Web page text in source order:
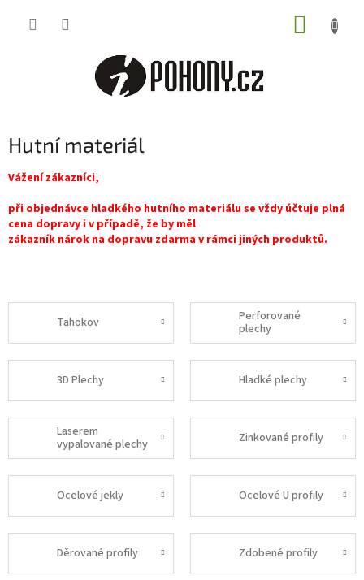
Hutní materiál
Vážení zákazníci,
při objednávce hladkého hutního materiálu se vždy účtuje plná
cena dopravy i v případě, že by měl
zákazník nárok na dopravu zdarma v rámci jiných produktů.
Tahokov
Perforované
plechy
3D Plechy Hladké plechy
Laserem
vypalované plechy
Zinkované profily
Ocelové jekly Ocelové U profily
Děrované profily Zdobené profily